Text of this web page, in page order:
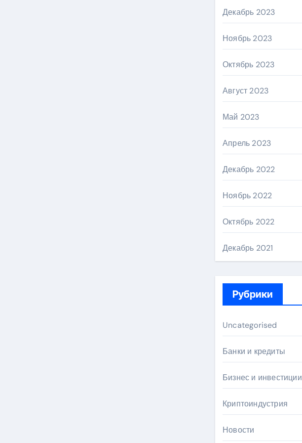
Декабрь 2023
Ноябрь 2023
Октябрь 2023
Август 2023
Май 2023
Апрель 2023
Декабрь 2022
Ноябрь 2022
Октябрь 2022
Декабрь 2021
Рубрики
Uncategorised
Банки и кредиты
Бизнес и инвестиции
Криптоиндустрия
Новости